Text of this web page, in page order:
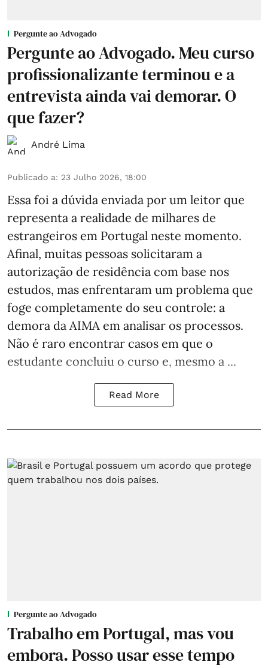
Pergunte ao Advogado
Pergunte ao Advogado. Meu curso
profissionalizante terminou e a
entrevista ainda vai demorar. O
que fazer?
André Lima
Publicado a: 23 Julho 2026, 18:00
Essa foi a dúvida enviada por um leitor que
representa a realidade de milhares de
estrangeiros em Portugal neste momento.
Afinal, muitas pessoas solicitaram a
autorização de residência com base nos
estudos, mas enfrentaram um problema que
foge completamente do seu controle: a
demora da AIMA em analisar os processos.
Não é raro encontrar casos em que o
estudante concluiu o curso e, mesmo a ...
Read More
Pergunte ao Advogado
Trabalho em Portugal, mas vou
embora. Posso usar esse tempo